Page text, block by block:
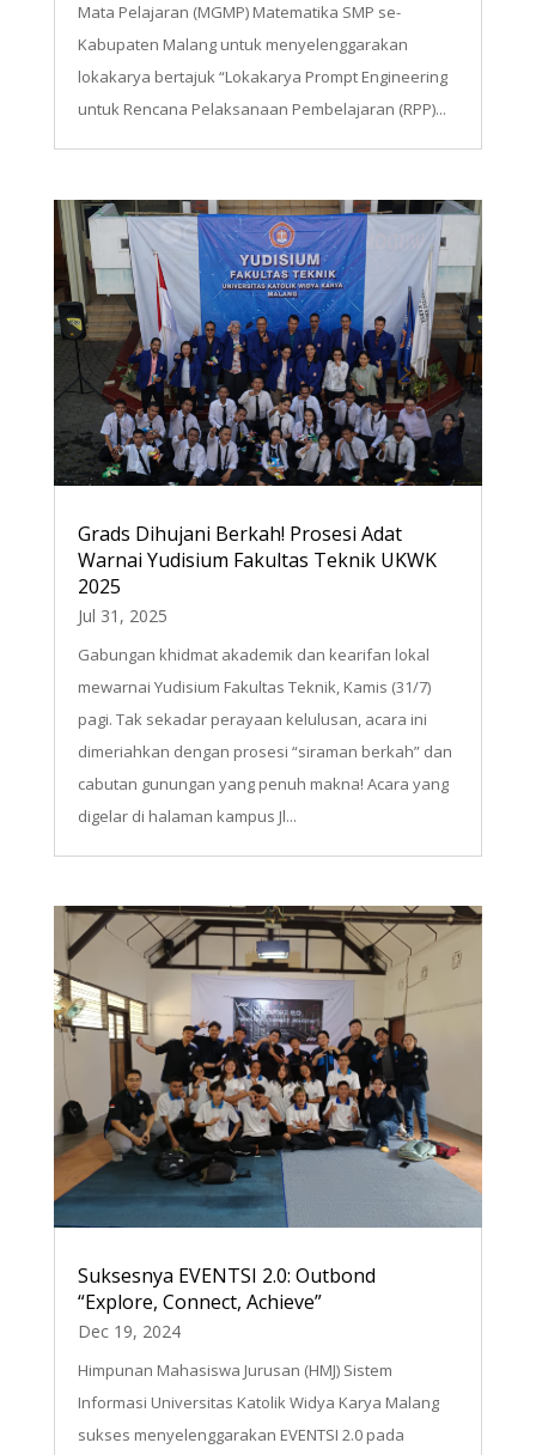
Mata Pelajaran (MGMP) Matematika SMP se-
Kabupaten Malang untuk menyelenggarakan
lokakarya bertajuk “Lokakarya Prompt Engineering
untuk Rencana Pelaksanaan Pembelajaran (RPP)...
Grads Dihujani Berkah! Prosesi Adat
Warnai Yudisium Fakultas Teknik UKWK
2025
Jul 31, 2025
Gabungan khidmat akademik dan kearifan lokal
mewarnai Yudisium Fakultas Teknik, Kamis (31/7)
pagi. Tak sekadar perayaan kelulusan, acara ini
dimeriahkan dengan prosesi “siraman berkah” dan
cabutan gunungan yang penuh makna! Acara yang
digelar di halaman kampus Jl...
Suksesnya EVENTSI 2.0: Outbond
“Explore, Connect, Achieve”
Dec 19, 2024
Himpunan Mahasiswa Jurusan (HMJ) Sistem
Informasi Universitas Katolik Widya Karya Malang
sukses menyelenggarakan EVENTSI 2.0 pada